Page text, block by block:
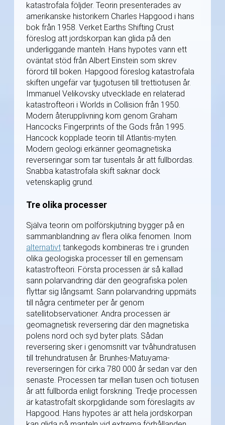
katastrofala följder. Teorin presenterades av
amerikanske historikern Charles Hapgood i hans
bok från 1958. Verket Earths Shifting Crust
föreslog att jordskorpan kan glida på den
underliggande manteln. Hans hypotes vann ett
oväntat stöd från Albert Einstein som skrev
förord till boken. Hapgood föreslog katastrofala
skiften ungefär var tjugotusen till trettiotusen år.
Immanuel Velikovsky utvecklade en relaterad
katastrofteori i Worlds in Collision från 1950.
Modern återupplivning kom genom Graham
Hancocks Fingerprints of the Gods från 1995.
Hancock kopplade teorin till Atlantis-myten.
Modern geologi erkänner geomagnetiska
reverseringar som tar tusentals år att fullbordas.
Snabba katastrofala skift saknar dock
vetenskaplig grund.
Tre olika processer
Själva teorin om polförskjutning bygger på en
sammanblandning av flera olika fenomen. Inom
alternativt tankegods kombineras tre i grunden
olika geologiska processer till en gemensam
katastrofteori. Första processen är så kallad
sann polarvandring där den geografiska polen
flyttar sig långsamt. Sann polarvandring uppmäts
till några centimeter per år genom
satellitobservationer. Andra processen är
geomagnetisk reversering där den magnetiska
polens nord och syd byter plats. Sådan
reversering sker i genomsnitt var tvåhundratusen
till trehundratusen år. Brunhes-Matuyama-
reverseringen för cirka 780 000 år sedan var den
senaste. Processen tar mellan tusen och tiotusen
år att fullborda enligt forskning. Tredje processen
är katastrofalt skorpglidande som föreslagits av
Hapgood. Hans hypotes är att hela jordskorpan